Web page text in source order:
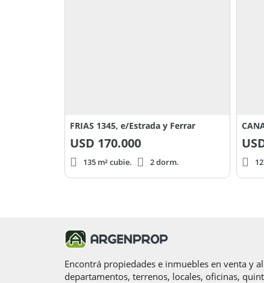
FRIAS 1345, e/Estrada y Ferrar
USD 170.000
135 m² cubie. 2 dorm.
Encontrá propiedades e inmuebles en venta y
departamentos, terrenos, locales, oficinas,